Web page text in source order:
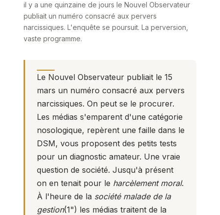
il y a une quinzaine de jours le Nouvel Observateur
publiait un numéro consacré aux pervers
narcissiques. L'enquête se poursuit. La perversion,
vaste programme.
Le Nouvel Observateur publiait le 15
mars un numéro consacré aux pervers
narcissiques. On peut se le procurer.
Les médias s'emparent d'une catégorie
nosologique, repèrent une faille dans le
DSM, vous proposent des petits tests
pour un diagnostic amateur. Une vraie
question de société. Jusqu'à présent
on en tenait pour le harcèlement moral.
À l'heure de la société malade de la
gestion(1") les médias traitent de la